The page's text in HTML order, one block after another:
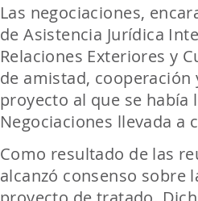
Las negociaciones,
de Asistencia Jurídica
Relaciones Exteriores y
de amistad,
proyecto al que se había
Negociaciones llevada a
Como resultado de las
alcanzó consenso sobre